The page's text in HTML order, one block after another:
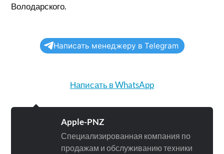
Володарского.
Написать менеджеру в Telegram
Написать в WhatsApp
Apple-PNZ
Специализированная компания по
продажам и обслуживанию техники